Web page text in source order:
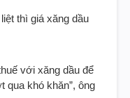
thì giá xăng dầu
với xăng dầu để
qua khó khăn”, ông